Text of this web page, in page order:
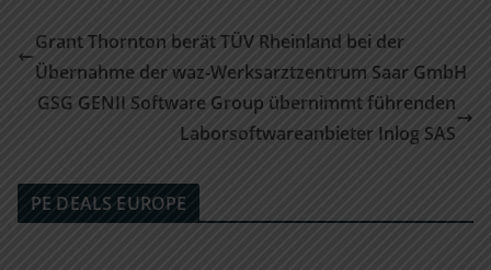
Grant Thornton berät TÜV Rheinland bei der
Übernahme der waz-Werksarztzentrum Saar GmbH
GSG GENII Software Group übernimmt führenden
Laborsoftwareanbieter Inlog SAS
PE DEALS EUROPE